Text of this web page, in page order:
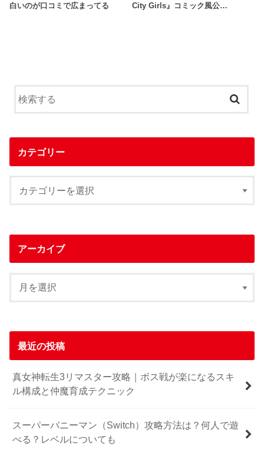
白いのが口コミで広まってる
City Girls』コミック風公…
カテゴリー
アーカイブ
最近の投稿
真女神転生3リマスター攻略｜ボス戦が楽になるスキ
ル構成と仲魔育成テクニック
スーパーバニーマン（Switch）攻略方法は？何人で遊
べる？レベルについても